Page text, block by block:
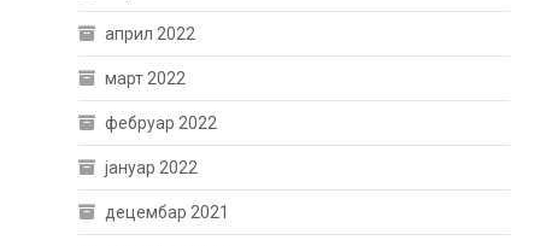
април 2022
март 2022
фебруар 2022
јануар 2022
децембар 2021